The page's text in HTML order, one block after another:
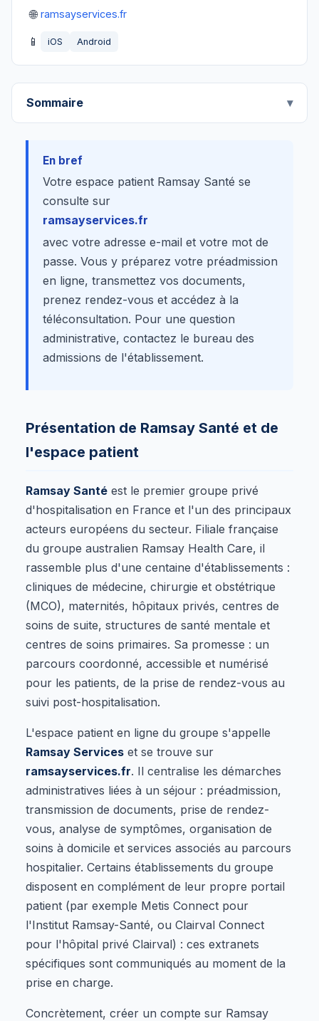
🌐 ramsayservices.fr
📱 iOS Android
Sommaire
En bref
Votre espace patient Ramsay Santé se
consulte sur
ramsayservices.fr
avec votre adresse e-mail et votre mot de
passe. Vous y préparez votre préadmission
en ligne, transmettez vos documents,
prenez rendez-vous et accédez à la
téléconsultation. Pour une question
administrative, contactez le bureau des
admissions de l'établissement.
Présentation de Ramsay Santé et de
l'espace patient
Ramsay Santé est le premier groupe privé
d'hospitalisation en France et l'un des principaux
acteurs européens du secteur. Filiale française
du groupe australien Ramsay Health Care, il
rassemble plus d'une centaine d'établissements :
cliniques de médecine, chirurgie et obstétrique
(MCO), maternités, hôpitaux privés, centres de
soins de suite, structures de santé mentale et
centres de soins primaires. Sa promesse : un
parcours coordonné, accessible et numérisé
pour les patients, de la prise de rendez-vous au
suivi post-hospitalisation.
L'espace patient en ligne du groupe s'appelle
Ramsay Services et se trouve sur
ramsayservices.fr. Il centralise les démarches
administratives liées à un séjour : préadmission,
transmission de documents, prise de rendez-
vous, analyse de symptômes, organisation de
soins à domicile et services associés au parcours
hospitalier. Certains établissements du groupe
disposent en complément de leur propre portail
patient (par exemple Metis Connect pour
l'Institut Ramsay-Santé, ou Clairval Connect
pour l'hôpital privé Clairval) : ces extranets
spécifiques sont communiqués au moment de la
prise en charge.
Concrètement, créer un compte sur Ramsay